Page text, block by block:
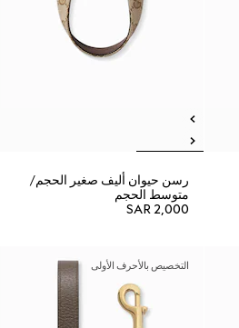
رسن حيوان أليف صغير الحجم/
متوسط الحجم
SAR 2,000
التخصيص بالأحرف الأولى